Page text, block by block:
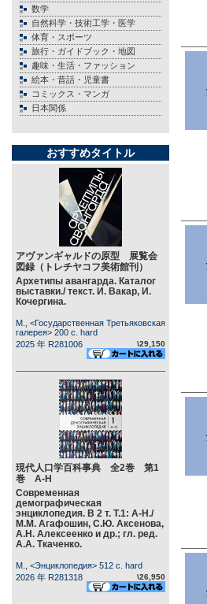
数学
自然科学・技術工学・医学
体育・スポーツ
旅行・ガイドブック・地図
趣味・生活・ファッション
絵本・昔話・児童書
コミックス・マンガ
日本関係
おすすめタイトル
アヴァンギャルドの原型 展覧会
図録（トレチヤコフ美術館刊）
Архетипы авангарда. Каталог
выставки./ текст. И. Вакар, И.
Кочергина.
М., <Государственная Третьяковская
галерея> 200 c. hard
2025 年 R281006
\29,150
現代人口学百科事典 全2巻 第1
巻 А-Н
Современная
демографическая
энциклопедия. В 2 т. Т.1: А-Н./
М.М. Агафошин, С.Ю. Аксенова,
А.Н. Алексеенко и др.; гл. ред.
А.А. Ткаченко.
М., <Энциклопедия> 512 c. hard
2026 年 R281318
\26,950